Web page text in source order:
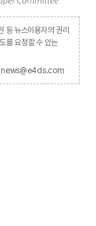
등 뉴스이용자의 권리
를 요청할 수 있는
news@e4ds.com